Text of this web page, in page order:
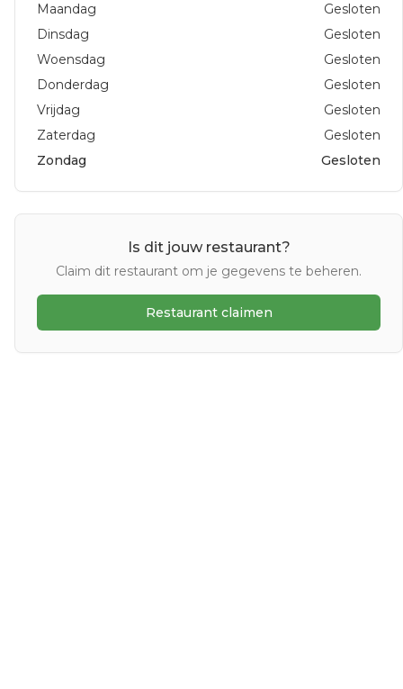
Maandag
Gesloten
Dinsdag
Gesloten
Woensdag
Gesloten
Donderdag
Gesloten
Vrijdag
Gesloten
Zaterdag
Gesloten
Zondag
Gesloten
Is dit jouw restaurant?
Claim dit restaurant om je gegevens te beheren.
Restaurant claimen